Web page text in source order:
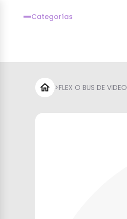
Categorías
>FLEX O BUS DE VIDEO